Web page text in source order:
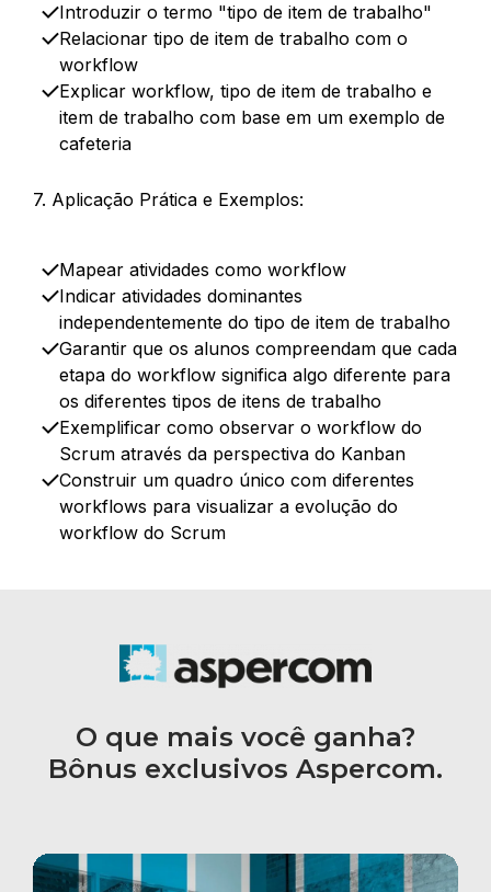
Introduzir o termo "tipo de item de trabalho"​
Relacionar tipo de item de trabalho com o
workflow​
Explicar workflow, tipo de item de trabalho e
item de trabalho com base em um exemplo de
cafeteria
7. Aplicação Prática e Exemplos:
Mapear atividades como workflow
Indicar atividades dominantes
independentemente do tipo de item de trabalho​
Garantir que os alunos compreendam que cada
etapa do workflow significa algo diferente para
os diferentes tipos de itens de trabalho​
Exemplificar como observar o workflow do
Scrum através da perspectiva do Kanban
Construir um quadro único com diferentes
workflows para visualizar a evolução do
workflow do Scrum
O que mais você ganha?
Bônus exclusivos Aspercom.